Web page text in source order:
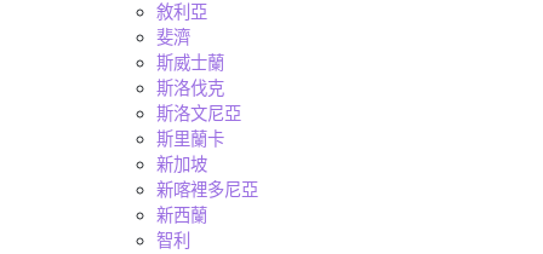
敘利亞
斐濟
斯威士蘭
斯洛伐克
斯洛文尼亞
斯里蘭卡
新加坡
新喀裡多尼亞
新西蘭
智利